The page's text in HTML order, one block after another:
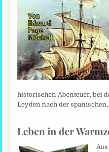
historischen Abenteuer, bei
Leyden nach der
Leben in der